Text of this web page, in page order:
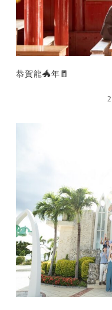
恭賀龍🐲年🧧